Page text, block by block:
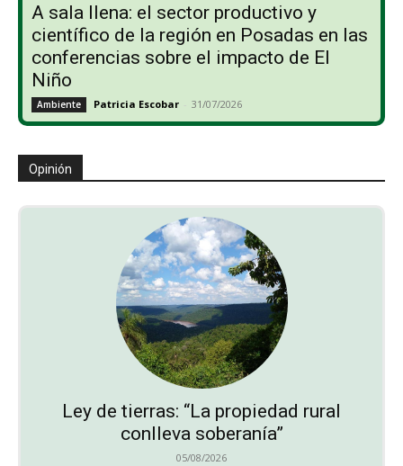
A sala llena: el sector productivo y
científico de la región en Posadas en las
conferencias sobre el impacto de El
Niño
Ambiente Patricia Escobar - 31/07/2026
Opinión
Ley de tierras: “La propiedad rural
conlleva soberanía”
05/08/2026